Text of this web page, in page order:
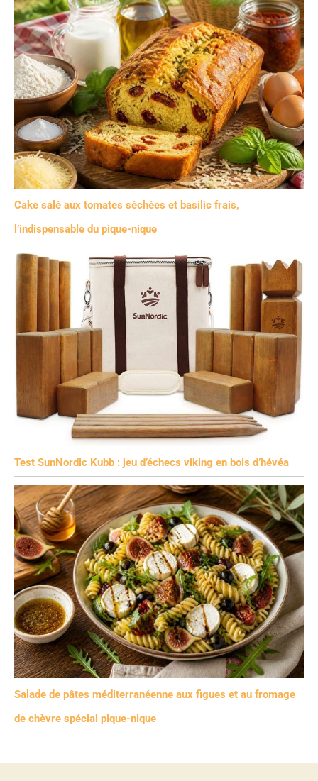
Cake salé aux tomates séchées et basilic frais,
l’indispensable du pique-nique
Test SunNordic Kubb : jeu d’échecs viking en bois d’hévéa
Salade de pâtes méditerranéenne aux figues et au fromage
de chèvre spécial pique-nique